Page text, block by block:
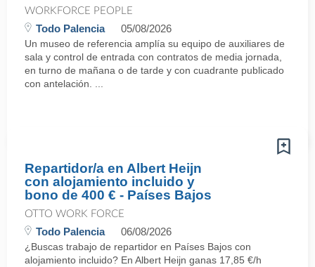
WORKFORCE PEOPLE
Todo Palencia 05/08/2026
Un museo de referencia amplía su equipo de auxiliares de
sala y control de entrada con contratos de media jornada,
en turno de mañana o de tarde y con cuadrante publicado
con antelación. ...
Repartidor/a en Albert Heijn
con alojamiento incluido y
bono de 400 € - Países Bajos
OTTO WORK FORCE
Todo Palencia 06/08/2026
¿Buscas trabajo de repartidor en Países Bajos con
alojamiento incluido? En Albert Heijn ganas 17,85 €/h